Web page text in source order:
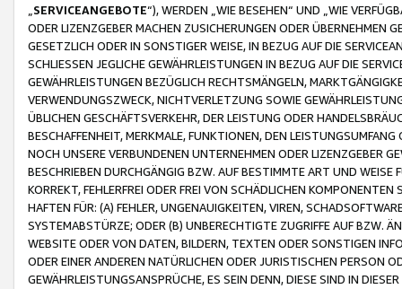
SERVICEANGEBOTE“), WERDEN „WIE BESEHEN“ UND „WIE
ODER LIZENZGEBER MACHEN ZUSICHERUNGEN ODER ÜBERNEHMEN
GESETZLICH ODER IN SONSTIGER WEISE, IN BEZUG AUF DIE
SCHLIESSEN JEGLICHE GEWÄHRLEISTUNGEN IN BEZUG AUF DIE
GEWÄHRLEISTUNGEN BEZÜGLICH RECHTSMÄNGELN,
VERWENDUNGSZWECK, NICHTVERLETZUNG SOWIE
ÜBLICHEN GESCHÄFTSVERKEHR, DER LEISTUNG ODER
BESCHAFFENHEIT, MERKMALE, FUNKTIONEN, DEN
NOCH UNSERE VERBUNDENEN UNTERNEHMEN ODER LIZENZGEBER
BESCHRIEBEN DURCHGÄNGIG BZW. AUF BESTIMMTE ART UND
KORREKT, FEHLERFREI ODER FREI VON SCHÄDLICHEN
HAFTEN FÜR: (A) FEHLER, UNGENAUIGKEITEN, VIREN,
SYSTEMABSTÜRZE; ODER (B) UNBERECHTIGTE ZUGRIFFE AUF BZW.
WEBSITE ODER VON DATEN, BILDERN, TEXTEN ODER SONSTIGEN
ODER EINER ANDEREN NATÜRLICHEN ODER JURISTISCHEN PERSON
GEWÄHRLEISTUNGSANSPRÜCHE, ES SEIN DENN, DIESE SIND IN